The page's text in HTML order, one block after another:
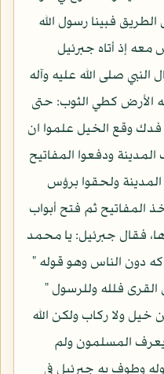
فبينا رسول الله
معه إذ أتاه جبرئيل
صلى الله عليه وآله
الأرض كطي الثوب: حتى
وقع الخيل علموا ان
ودفعوا المفاتيح
ولحقوا برؤس
المفاتيح ثم فتح أبواب
فقال جبرئيل: يا محمد
دون الناس وهو قوله "
القرى فلله وللرسول "
ولا ركاب ولكن الله
المسلمون ولم
وطوف به جبرئيل في